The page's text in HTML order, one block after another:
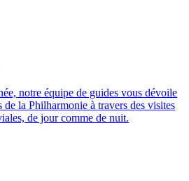
notre équipe de guides vous dévoile
de la Philharmonie à travers des visites
de jour comme de nuit.